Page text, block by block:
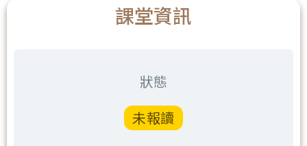
課堂資訊
狀態
未報讀